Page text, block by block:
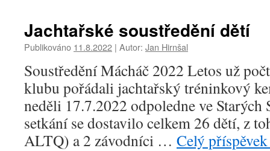
Psali
z
Puly
(
CRO)
Jachtařské soustředění dětí
Publikováno 11.8.2022 | Autor: Jan Hirnšal
Soustředění Mácháč 2022 Letos už
klubu pořádali jachtařský tréninkový
neděli 17.7.2022 odpoledne ve Starých
setkání se dostavilo celkem 26 dětí, z
ALTQ) a 2 závodníci … Celý